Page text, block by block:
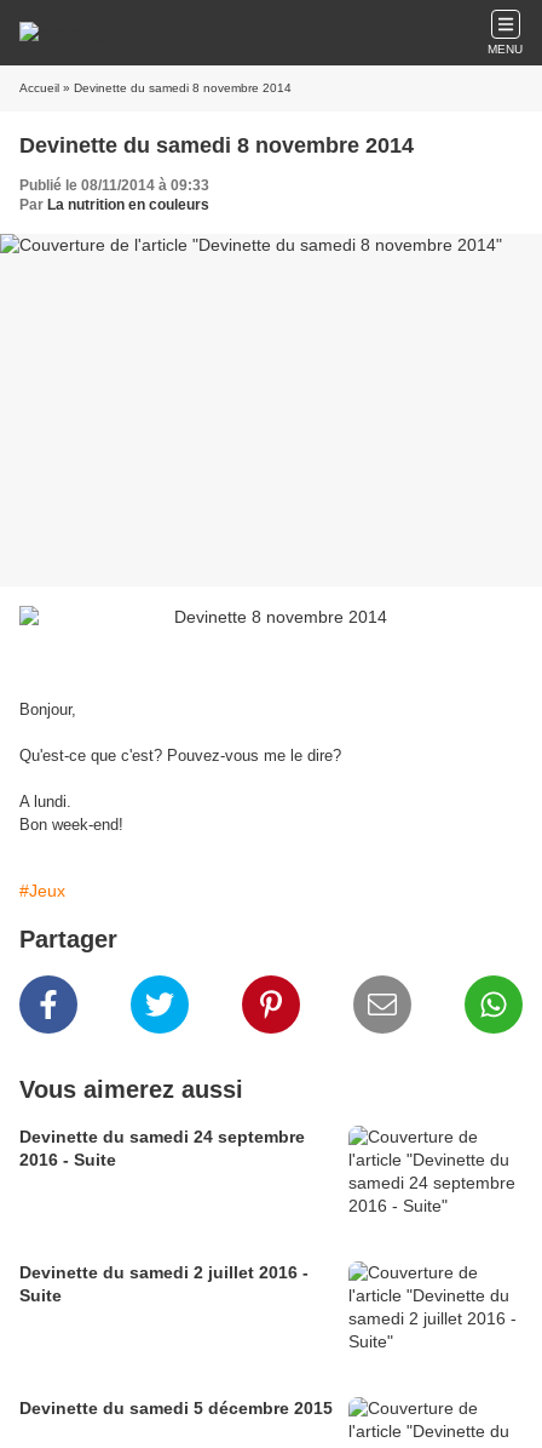
MENU
Accueil » Devinette du samedi 8 novembre 2014
Devinette du samedi 8 novembre 2014
Publié le 08/11/2014 à 09:33
Par La nutrition en couleurs
Bonjour,
Qu'est-ce que c'est? Pouvez-vous me le dire?
A lundi.
Bon week-end!
#Jeux
Partager
Vous aimerez aussi
Devinette du samedi 24 septembre
2016 - Suite
Devinette du samedi 2 juillet 2016 -
Suite
Devinette du samedi 5 décembre 2015